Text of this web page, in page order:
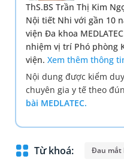
ThS.BS Trần Thị Kim
Nội tiết Nhi với gần 10
viện Đa khoa
nhiệm vị trí Phó phòng
viện. Xem thêm thông
Nội dung được kiểm
chuyên gia y tế theo
bài MEDLATEC.
Từ khoá: Đau mắt